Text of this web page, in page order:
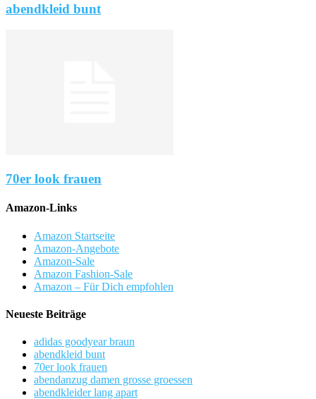
abendkleid bunt
70er look frauen
Amazon-Links
Amazon Startseite
Amazon-Angebote
Amazon-Sale
Amazon Fashion-Sale
Amazon – Für Dich empfohlen
Neueste Beiträge
adidas goodyear braun
abendkleid bunt
70er look frauen
abendanzug damen grosse groessen
abendkleider lang apart